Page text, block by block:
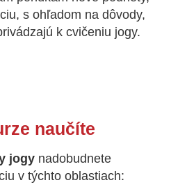
s ohľadom na dôvody,
k cvičeniu jogy.
naučíte
jogynadobudnete
v týchto oblastiach: